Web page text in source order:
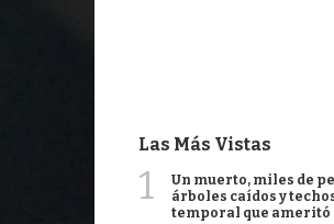
Las Más Vistas
1
Un muerto, miles de
árboles caídos y
temporal que ameritó